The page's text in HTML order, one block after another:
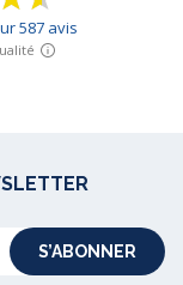
S’ABONNER